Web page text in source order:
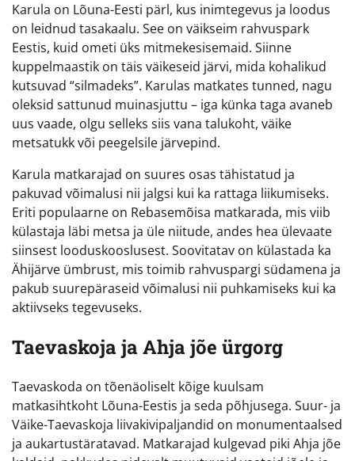
Karula on Lõuna-Eesti pärl, kus inimtegevus ja loodus
on leidnud tasakaalu. See on väikseim rahvuspark
Eestis, kuid ometi üks mitmekesisemaid. Siinne
kuppelmaastik on täis väikeseid järvi, mida kohalikud
kutsuvad “silmadeks”. Karulas matkates tunned, nagu
oleksid sattunud muinasjuttu – iga künka taga avaneb
uus vaade, olgu selleks siis vana talukoht, väike
metsatukk või peegelsile järvepind.
Karula matkarajad on suures osas tähistatud ja
pakuvad võimalusi nii jalgsi kui ka rattaga liikumiseks.
Eriti populaarne on Rebasemõisa matkarada, mis viib
külastaja läbi metsa ja üle niitude, andes hea ülevaate
siinsest looduskooslusest. Soovitatav on külastada ka
Ähijärve ümbrust, mis toimib rahvuspargi südamena ja
pakub suurepäraseid võimalusi nii puhkamiseks kui ka
aktiivseks tegevuseks.
Taevaskoja ja Ahja jõe ürgorg
Taevaskoda on tõenäoliselt kõige kuulsam
matkasihtkoht Lõuna-Eestis ja seda põhjusega. Suur- ja
Väike-Taevaskoja liivakivipaljandid on monumentaalsed
ja aukartustäratavad. Matkarajad kulgevad piki Ahja jõe